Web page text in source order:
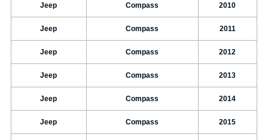
Jeep Compass 2010
Jeep Compass 2011
Jeep Compass 2012
Jeep Compass 2013
Jeep Compass 2014
Jeep Compass 2015